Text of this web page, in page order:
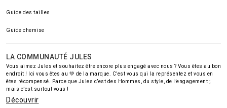
Guide des tailles
Guide chemise
LA COMMUNAUTÉ JULES
Vous aimez Jules et souhaitez être encore plus engagé avec nous ? Vous êtes au bon
endroit ! Ici vous êtes au 💚 de la marque. C’est vous qui la représentez et vous en
êtes récompensé. Parce que Jules c’est des Hommes, du style, de l’engagement ;
mais c’est surtout vous !
Découvrir